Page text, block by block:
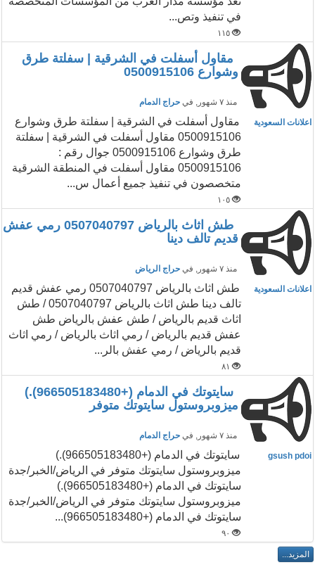
في تنفيذ وتص...
١١٥
مقاول أسفلت في الشرقية | سفلتة طرق
وشوارع 0500915106
منذ ٧ شهور , في حراج الدمام
اعلانات السعودية
مقاول أسفلت في الشرقية | سفلتة طرق وشوارع
0500915106 مقاول أسفلت في الشرقية | سفلتة
طرق وشوارع 0500915106 جوال رقم :
0500915106 مقاول أسفلت في المنطقة الشرقية
متخصصون في تنفيذ جميع أعمال س...
١٠٥
طش اثاث بالرياض 0507040797 رمي عفش
قديم تالف دينا
منذ ٧ شهور , في حراج الرياض
اعلانات السعودية
طش اثاث بالرياض 0507040797 رمي عفش قديم
تالف دينا طش اثاث بالرياض 0507040797 / طش
اثاث قديم بالرياض / طش عفش بالرياض طش
عفش قديم بالرياض / رمي اثاث بالرياض / رمي اثاث
قديم بالرياض / رمي عفش بالر...
٨١
سايتوتك في الدمام (+966505183480).)
ميزوبروستول سايتوتك متوفر
منذ ٧ شهور , في حراج الدمام
gsush pdoi
سايتوتك في الدمام (+966505183480).)
ميزوبروستول سايتوتك متوفر في الرياض/الخبر/جدة
سايتوتك في الدمام (+966505183480).)
ميزوبروستول سايتوتك متوفر في الرياض/الخبر/جدة
سايتوتك في الدمام (+966505183480)...
٩٠